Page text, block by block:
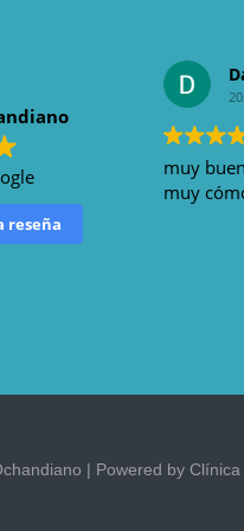
reseña
muy
muy
| Powered by Clínica